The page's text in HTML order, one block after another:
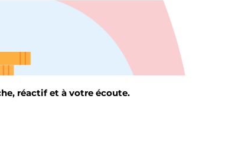
réactif et à votre écoute.